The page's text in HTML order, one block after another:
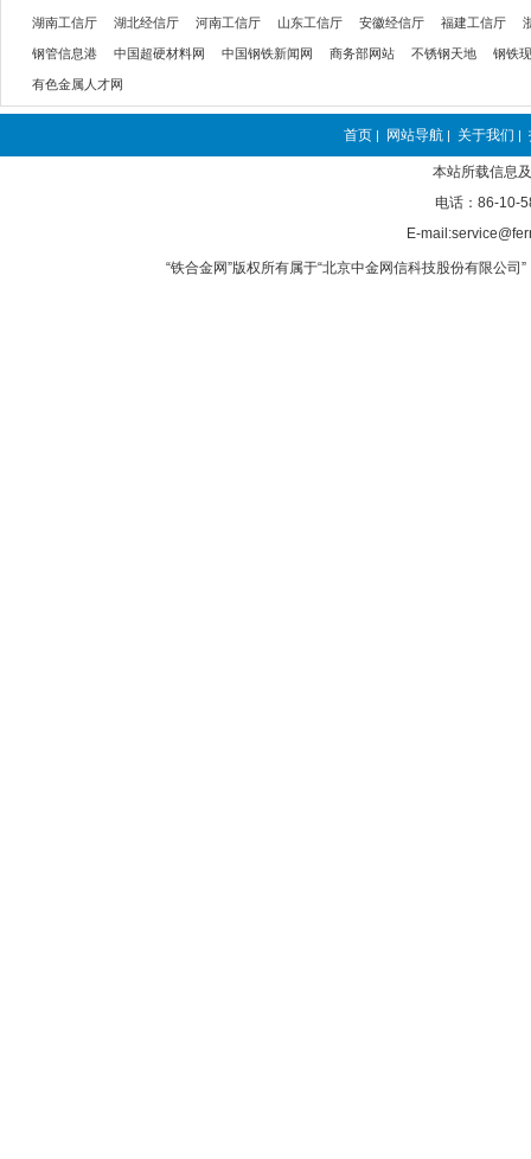
湖南工信厅 湖北经信厅 河南工信厅 山东工信厅 安徽经信厅 福建工信厅
钢管信息港 中国超硬材料网 中国钢铁新闻网 商务部网站 不锈钢天地 钢铁
有色金属人才网
首页 | 网站导航 | 关于我们 |
本站所载信息
电话：86-10-
E-
“铁合金网”版权所有属于“北京中金网信科技股份有限公司